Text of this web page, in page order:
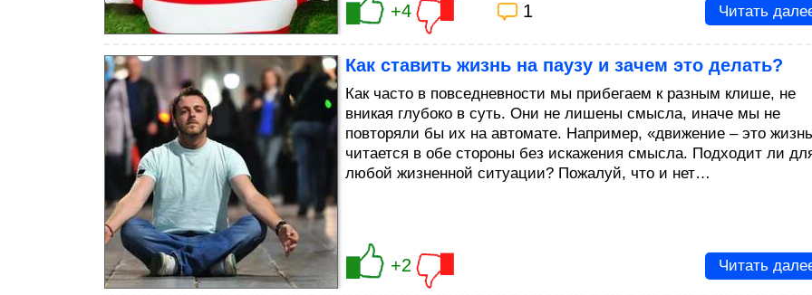
+4 1 Читать
Как ставить жизнь на паузу и зачем это делать?
Как часто в повседневности мы прибегаем к разным клише, не
вникая глубоко в суть. Они не лишены смысла, иначе мы не
повторяли бы их на автомате. Например, «движение – это
читается в обе стороны без искажения смысла. Подходит ли
любой жизненной ситуации? Пожалуй, что и нет…
+2 Читать